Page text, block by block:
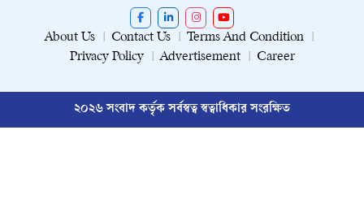
About Us Contact Us
Terms And Condition
Privacy Policy
Advertisement Career
২০২৬ সংবাদ কর্তৃক সর্বস্বত্ব স্বত্বাধিকার সংরক্ষিত